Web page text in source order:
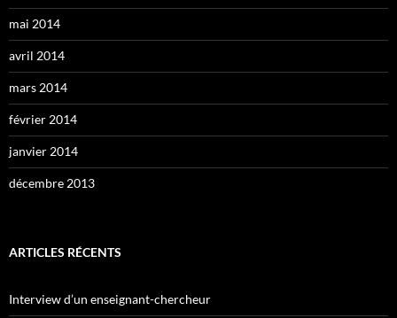
mai 2014
avril 2014
mars 2014
février 2014
janvier 2014
décembre 2013
ARTICLES RÉCENTS
Interview d’un enseignant-chercheur